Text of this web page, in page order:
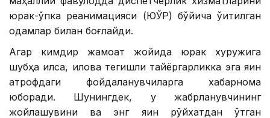
юрак-ўпка реанимацияси (ЮЎР) бўйича ўқитилган
одамлар билан боғлайди.
Агар кимдир жамоат жойида юрак хуружига
шубҳа қилса, илова тегишли тайёргарликка эга яқин
атрофдаги фойдаланувчиларга хабарнома
юборади. Шунингдек, у жабрланувчининг
жойлашувини ва энг яқин рўйхатдан ўтган